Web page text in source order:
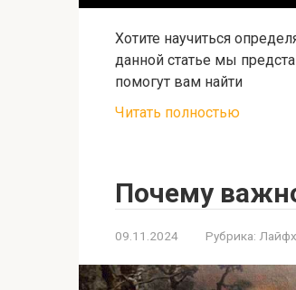
Хотите научиться
данной статье мы
помогут вам найти
Читать полностью
Почему
09.11.2024 Рубрика: